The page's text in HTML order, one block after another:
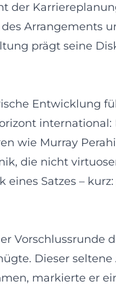
der
Arrangements
prägt seine
Entwicklung
wie Murray
die nicht
Satzes –
Vorschlussrunde
Dieser
markierte er